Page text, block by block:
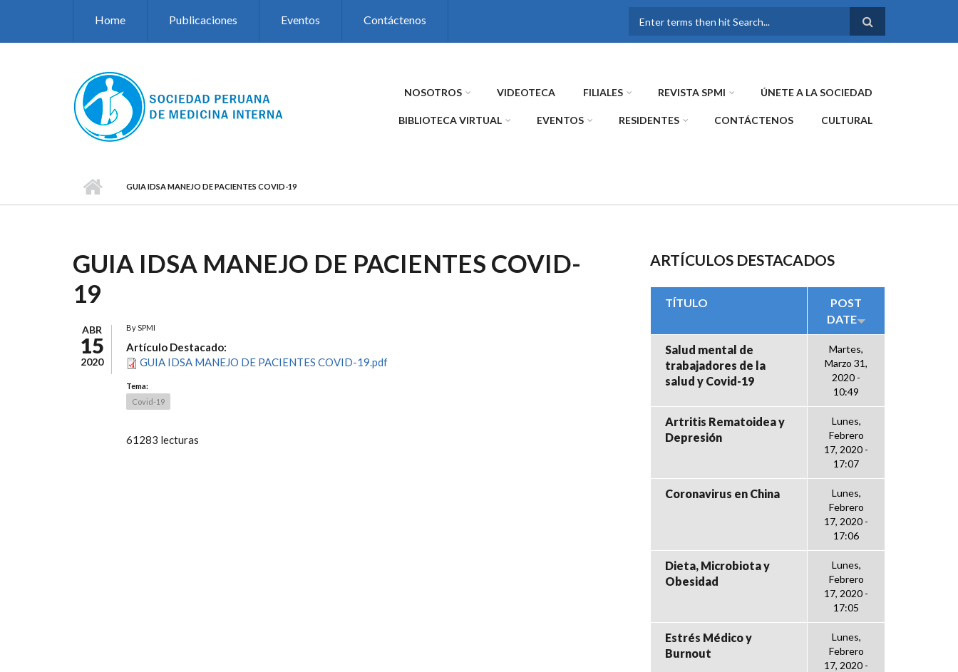
Home Publicaciones Eventos Contáctenos
FORMULARIO DE
NOSOTROS VIDEOTECA FILIALES REVISTA SPMI ÚNETE A LA SOCIEDAD
BIBLIOTECA VIRTUAL EVENTOS RESIDENTES CONTÁCTENOS CULTURAL
GUIA IDSA MANEJO DE PACIENTES COVID-19
GUIA IDSA MANEJO DE PACIENTES COVID-
19
ABR
15
2020
BySPMI
Artículo Destacado:
GUIA IDSA MANEJO DE PACIENTES COVID-19.pdf
Tema:
Covid-19
61283 lecturas
ARTÍCULOS DESTACADOS
TÍTULO
POST
DATE
Salud mental de
trabajadores de la
salud y Covid-19
Martes,
Marzo 31,
2020 -
10:49
Artritis Rematoidea y
Depresión
Lunes,
Febrero
17, 2020 -
17:07
Coronavirus en China
Lunes,
Febrero
17, 2020 -
17:06
Dieta, Microbiota y
Obesidad
Lunes,
Febrero
17, 2020 -
17:05
Estrés Médico y
Burnout
Lunes,
Febrero
17, 2020 -